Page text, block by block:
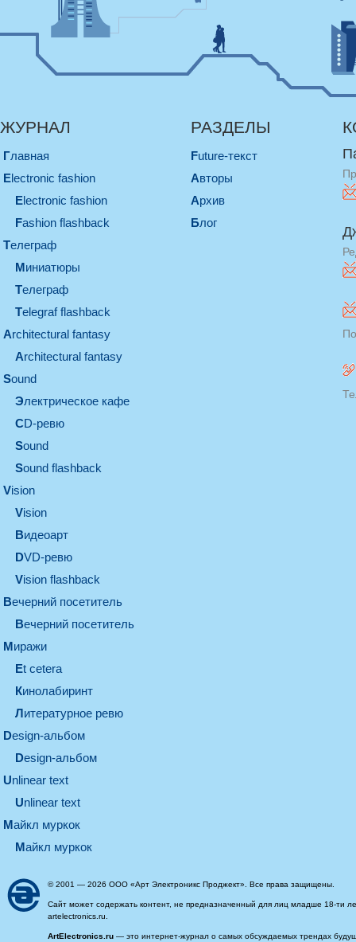
ЖУРНАЛ
Главная
electronic fashion
electronic fashion
Fashion flashback
телеграф
миниатюры
телеграф
Telegraf flashback
architectural fantasy
architectural fantasy
sound
электрическое кафе
CD-ревю
sound
Sound flashback
vision
vision
видеоарт
DVD-ревю
Vision flashback
вечерний посетитель
вечерний посетитель
миражи
et cetera
кинолабиринт
литературное ревю
design-альбом
design-альбом
unlinear text
Unlinear text
майкл муркок
майкл муркок
РАЗДЕЛЫ
Future-текст
Авторы
Архив
Блог
© 2001 — 2026 ООО «Арт Электроникс Проджект». Все права защищены.
Сайт может содержать контент, не предназначенный для лиц младше 18-ти
artelectronics.ru.
ArtElectronics.ru — это интернет-журнал о самых обсуждаемых трендах